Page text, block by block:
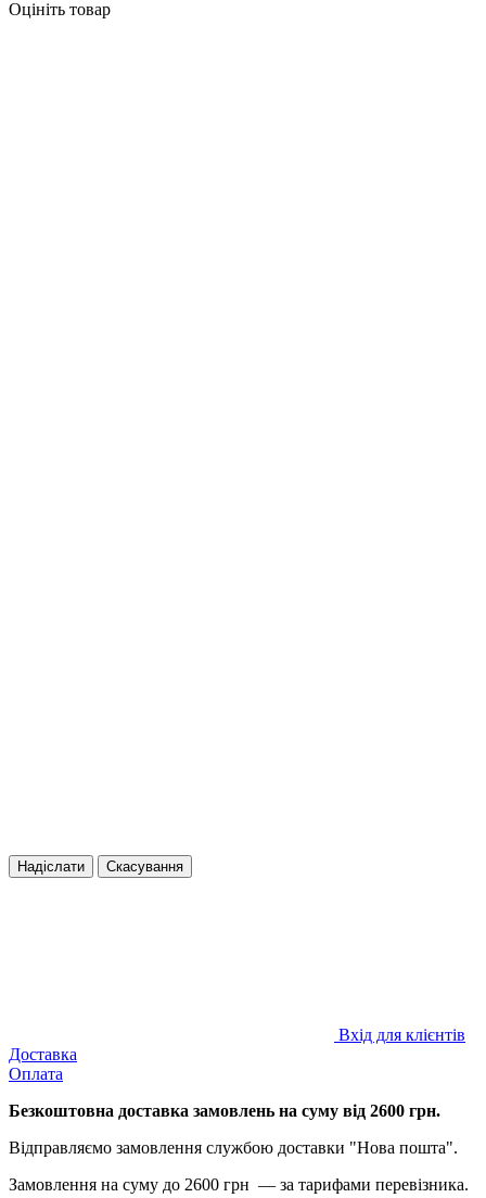
Оцініть товар
Надіслати Скасування
Вхід для клієнтів
Доставка
Оплата
Безкоштовна доставка замовлень на суму від 2600 грн.
Відправляємо замовлення службою доставки "Нова пошта".
Замовлення на суму до 2600 грн — за тарифами перевізника.